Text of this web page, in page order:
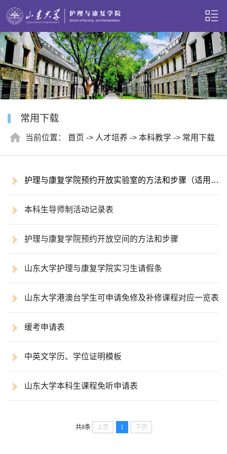
常用下载
当前位置： 首页 -> 人才培养 -> 本科教学 -> 常用下载
护理与康复学院预约开放实验室的方法和步骤（适用流
量访问）
本科生导师制活动记录表
护理与康复学院预约开放空间的方法和步骤
山东大学护理与康复学院实习生请假条
山东大学港澳台学生可申请免修及补修课程对应一览表
缓考申请表
中英文学历、学位证明模板
山东大学本科生课程免听申请表
共8条 上页 1 下页